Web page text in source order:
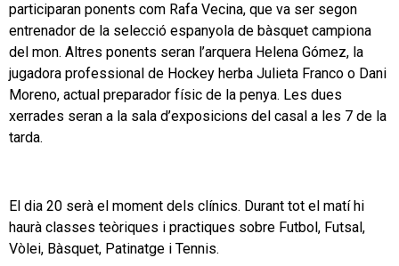
participaran ponents com Rafa Vecina, que va ser segon
entrenador de la selecció espanyola de bàsquet campiona
del mon. Altres ponents seran l’arquera Helena Gómez, la
jugadora professional de Hockey herba Julieta Franco o Dani
Moreno, actual preparador físic de la penya. Les dues
xerrades seran a la sala d’exposicions del casal a les 7 de la
tarda.
El dia 20 serà el moment dels clínics. Durant tot el matí hi
haurà classes teòriques i practiques sobre Futbol, Futsal,
Vòlei, Bàsquet, Patinatge i Tennis.